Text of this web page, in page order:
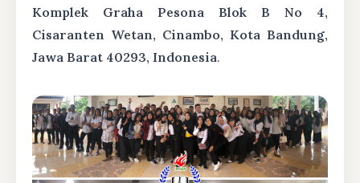
Komplek Graha Pesona Blok B No 4,
Cisaranten Wetan, Cinambo, Kota Bandung,
Jawa Barat 40293, Indonesia.